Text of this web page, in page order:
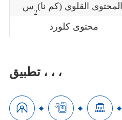
المحتوى القلوي (كم نا)
2
محتوى كلورد
تطبيق ، ، ،
  